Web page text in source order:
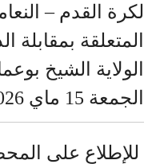
لكرة القدم –
المتعلقة بمقابلة
الولاية الشيخ
الجمعة 15 ماي 2026.
للإطلاع على